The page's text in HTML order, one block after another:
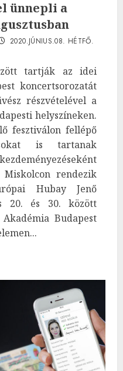
ünnepli a
2020.JÚNIUS.08. HÉTFŐ.
tartják az idei
koncertsorozatát
részvételével a
helyszíneken.
fesztiválon fellépő
is tartanak
rendezik
Hubay Jenő
20. és 30. között
Budapest